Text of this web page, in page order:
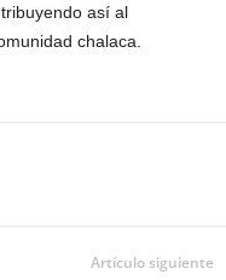
así al
chalaca.
Artículo siguiente